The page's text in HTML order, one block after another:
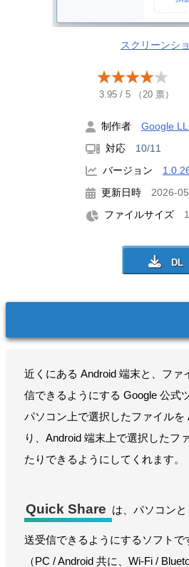
スクリーンシ
3.95 / 5 （ 20 票）
制作者 Google
対応 10/11
バージョン
更新日時 2026-
ファイルサイズ
近くにある Android 端末と、ファ
信できるようにする Google 公式
パソコン上で選択したファイルを
り、Android 端末上で選択したフ
たりできるようにしてくれます。
Quick Share は、パソコン
送受信できるようにするソフトで
（PC / Android 共に、Wi-Fi /